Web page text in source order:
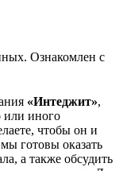
Ознакомлен с
«Интеджит»,
или иного
чтобы он и
готовы оказать
а также обсудить